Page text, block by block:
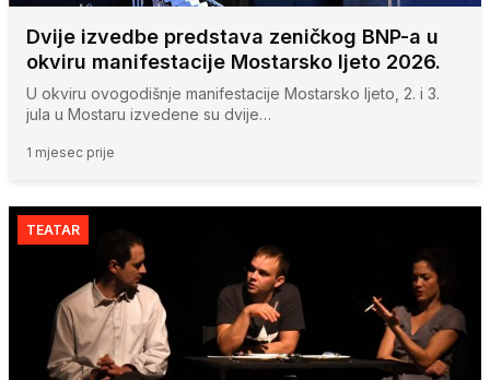
Dvije izvedbe predstava zeničkog BNP-a u
okviru manifestacije Mostarsko ljeto 2026.
U okviru ovogodišnje manifestacije Mostarsko ljeto, 2. i 3.
jula u Mostaru izvedene su dvije…
1 mjesec prije
TEATAR